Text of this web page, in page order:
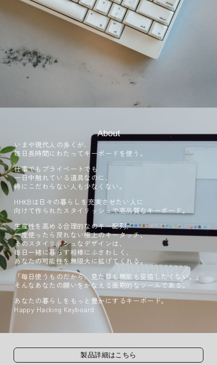
About
いまや現代人の多くが、
毎日長時間にわたってキーボードを使う。
仕事でもプライベートでも
一日中触れている道具なのに、
特にこだわらない人も少なくない。
HHKBは日々の暮らしを充実させたい人に
向けて作られたスタイリッシュで高品質なキーボード。
生産性を高める合理的なのキー配列、
一度使ったら戻れない極上のキータッチ、
そのスタイリッシュなデザインは、
毎日一緒に暮らす相棒にふさわしく、
あなたの可能性を無限大に拡げてくれる。
「毎日使うものだから、 見た目も機能も妥協したくない。」
そんなあなたの願いをかなえる画期的なツールである。
あなたの暮らしをもっと豊かにするキーボード。
Happy Hacking Keyboard
製品詳細はこちら